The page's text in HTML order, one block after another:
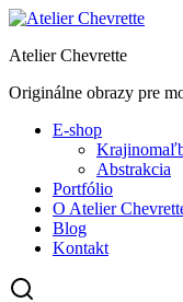
Atelier Chevrette
Originálne obrazy pre
E-shop
Abstrakcia
Portfólio
O Atelier
Blog
Kontakt